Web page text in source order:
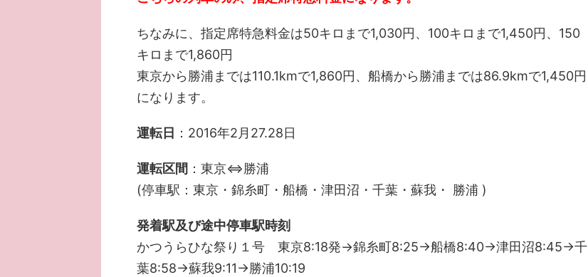
ちなみに、指定席特急料金は50キロまで1,030円、100キロまで1,450円、150
キロまで1,860円
東京から勝浦までは110.1kmで1,860円、船橋から勝浦までは86.9kmで1,450円
になります。
運転日 ：2016年2月27.28日
運転区間 ：東京⇔勝浦
(停車駅：東京・錦糸町・船橋・津田沼・千葉・蘇我・ 勝浦 )
発着駅及び途中停車駅時刻
かつうらひな祭り１号 東京8:18発→錦糸町8:25→船橋8:40→津田沼8:45→千
葉8:58→蘇我9:11→勝浦10:19